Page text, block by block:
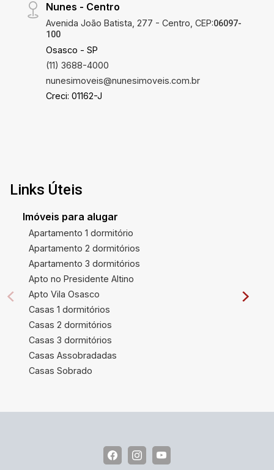
Nunes - Centro
Avenida João Batista, 277 - Centro, CEP:06097-
100
Osasco - SP
(11) 3688-4000
nunesimoveis@nunesimoveis.com.br
Creci: 01162-J
Links Úteis
Imóveis para alugar
Apartamento 1 dormitório
Apartamento 2 dormitórios
Apartamento 3 dormitórios
Apto no Presidente Altino
Apto Vila Osasco
Casas 1 dormitórios
Casas 2 dormitórios
Casas 3 dormitórios
Casas Assobradadas
Casas Sobrado